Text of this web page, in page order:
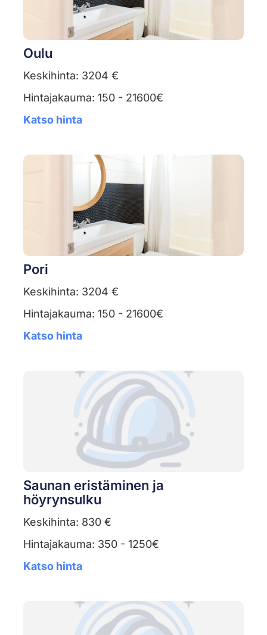
Oulu
Keskihinta: 3204 €
Hintajakauma: 150 - 21600€
Katso hinta
Pori
Keskihinta: 3204 €
Hintajakauma: 150 - 21600€
Katso hinta
Saunan eristäminen ja
höyrynsulku
Keskihinta: 830 €
Hintajakauma: 350 - 1250€
Katso hinta